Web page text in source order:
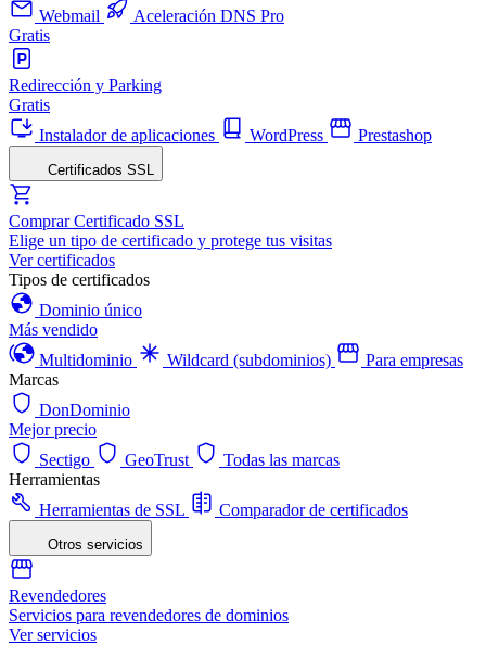
Webmail
Aceleración DNS Pro
Gratis
Redirección y Parking
Gratis
Instalador de aplicaciones
WordPress Prestashop
Certificados SSL
Comprar Certificado SSL
Elige un tipo de certificado y protege tus visitas
Ver certificados
Tipos de certificados
Dominio único
Más vendido
Multidominio
Wildcard (subdominios)
Para empresas
Marcas
DonDominio
Mejor precio
Sectigo
GeoTrust
Todas las marcas
Herramientas
Herramientas de SSL
Comparador de certificados
Otros servicios
Revendedores
Servicios para revendedores de dominios
Ver servicios